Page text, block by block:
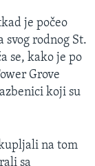
je počeo
rodnog St.
se, kako je po
Grove
koji su
na tom
sa